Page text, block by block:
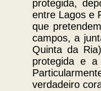
protegida,
entre Lagos e
que
campos, a
Quinta da
protegida e a
verdadeiro